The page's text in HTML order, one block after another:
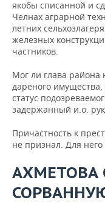
якобы списанной и
Челнах аграрной
летних
железных
частников.
Мог ли глава района
дареного имущества,
статус
задержанный и.о.
Причастность к
не признал. Для него
АХМЕТОВА